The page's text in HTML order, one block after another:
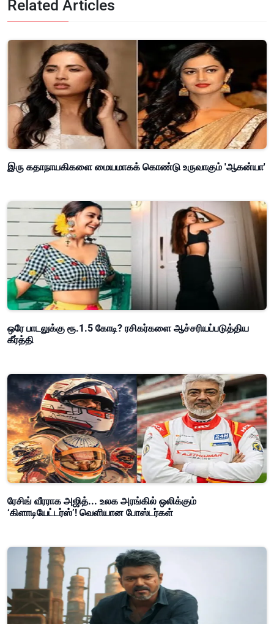
Related Articles
இரு கதாநாயகிகளை மையமாகக் கொண்டு உருவாகும் 'ஆகன்யா'
ஒரே பாடலுக்கு ரூ.1.5 கோடி? ரசிகர்களை ஆச்சரியப்படுத்திய
கீர்த்தி
ரேசிங் வீரராக அஜித்... உலக அரங்கில் ஒலிக்கும்
‘கிளாடியேட்டர்ஸ்’! வெளியான போஸ்டர்கள்